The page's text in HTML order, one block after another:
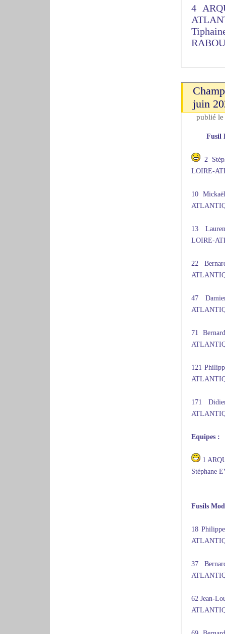
4
juin
publié
Fusil
2
LOIRE-
10
13
LOIRE-
22
47
71
121
171
Equipes :
1
Stéphane
Fusils
18
37
62 Jean-